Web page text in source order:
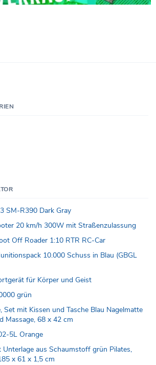
SM-R390 Dark Gray
20 km/h 300W mit Straßenzulassung
Off Roader 1:10 RTR RC-Car
10.000 Schuss in Blau (GBGL
für Körper und Geist
grün
Set mit Kissen und Tasche Blau Nagelmatte
Massage, 68 x 42 cm
5L Orange
Unterlage aus Schaumstoff grün Pilates,
x 61 x 1,5 cm